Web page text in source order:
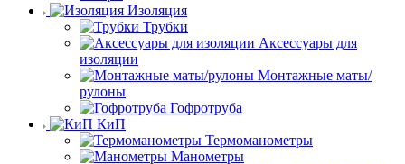
Изоляция
Трубки
Аксессуары для
изоляции
Монтажные маты/
рулоны
Гофротруба
КиП
Термоманометры
Манометры